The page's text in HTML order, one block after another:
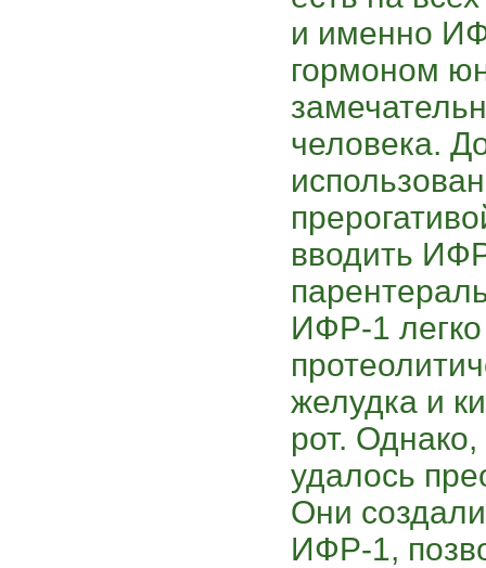
и именно
гормоном
человека.
вводить
ИФР-1
желудка и
рот.
удалось
Они
ИФР-1,